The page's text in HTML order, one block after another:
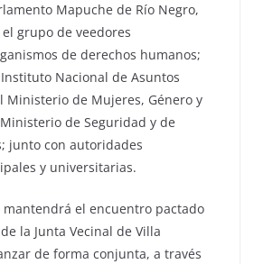
Mapuche de Río Negro,
grupo de veedores
de derechos humanos;
Nacional de Asuntos
Ministerio de Mujeres, Género y
de Seguridad y de
junto con autoridades
y universitarias.
mantendrá el encuentro pactado
la Junta Vecinal de Villa
de forma conjunta, a través